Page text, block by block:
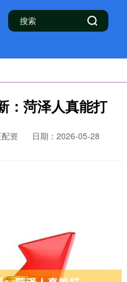
：菏泽人真能打
资
日期：2026-05-28